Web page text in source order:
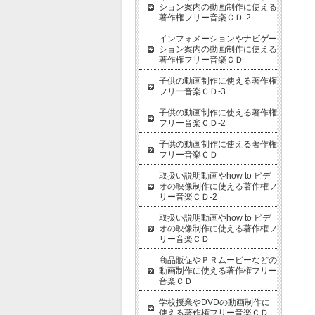
ション案内の動画制作に使える
著作権フリー音楽ＣＤ-2
インフォメーションやナビゲー
ション案内の動画制作に使える
著作権フリー音楽ＣＤ
子供の動画制作に使える著作権
フリー音楽ＣＤ-3
子供の動画制作に使える著作権
フリー音楽ＣＤ-2
子供の動画制作に使える著作権
フリー音楽ＣＤ
取扱い説明動画やhow to ビデ
オの映像制作に使える著作権フ
リー音楽ＣＤ-2
取扱い説明動画やhow to ビデ
オの映像制作に使える著作権フ
リー音楽ＣＤ
商品販促やＰＲムービーなどの
動画制作に使える著作権フリー
音楽ＣＤ
学校授業やDVDの動画制作に
使える著作権フリー音楽ＣＤ